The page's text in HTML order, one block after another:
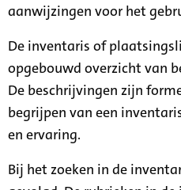
aanwijzingen voor het
De inventaris of
opgebouwd overzicht van
De beschrijvingen zijn
begrijpen van een
en ervaring.
Bij het zoeken in de